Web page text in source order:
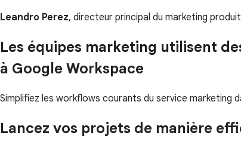
Leandro Perez, directeur principal du marketing
Les équipes marketing utilisent
à Google Workspace
Simplifiez les workflows courants du service marketing
Lancez vos projets de manière